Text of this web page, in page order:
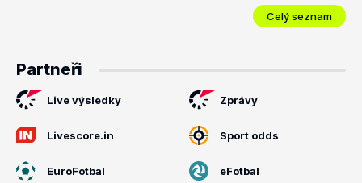
Celý seznam
Partneři
Live výsledky Zprávy
Livescore.in Sport odds
EuroFotbal eFotbal